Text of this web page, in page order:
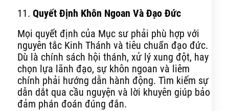
11. Quyết Định Khôn Ngoan Và Đạo Đức
Mọi quyết định của Mục sư phải phù hợp với
nguyên tắc Kinh Thánh và tiêu chuẩn đạo đức.
Dù là chính sách hội thánh, xử lý xung đột, hay
chọn lựa lãnh đạo, sự khôn ngoan và liêm
chính phải hướng dẫn hành động. Tìm kiếm sự
dẫn dắt qua cầu nguyện và lời khuyên giúp bảo
đảm phán đoán đúng đắn.